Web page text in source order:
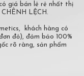
giá bán lẻ rẻ nhất thị
LỆCH.
khách hàng có
đỏ), đảm bảo 100%
rõ ràng, sản phẩm